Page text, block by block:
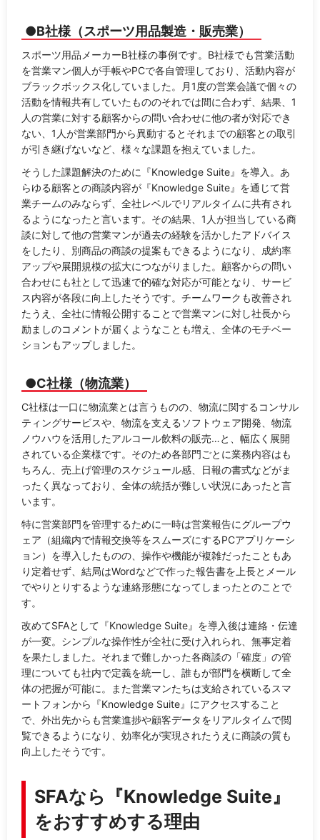
●B社様（スポーツ用品製造・販売業）
スポーツ用品メーカーB社様の事例です。B社様でも営業活動
を営業マン個人が手帳やPCで各自管理しており、活動内容が
ブラックボックス化していました。月1度の営業会議で個々の
活動を情報共有していたもののそれでは間に合わず、結果、1
人の営業に対する顧客からの問い合わせに他の者が対応でき
ない、1人が営業部門から異動するとそれまでの顧客との取引
が引き継げないなど、様々な課題を抱えていました。
そうした課題解決のために『Knowledge Suite』を導入。あ
らゆる顧客との商談内容が『Knowledge Suite』を通じて営
業チームのみならず、全社レベルでリアルタイムに共有され
るようになったと言います。その結果、1人が担当している商
談に対して他の営業マンが過去の経験を活かしたアドバイス
をしたり、別商品の商談の提案もできるようになり、成約率
アップや展開規模の拡大につながりました。顧客からの問い
合わせにも社として迅速で的確な対応が可能となり、サービ
ス内容が各段に向上したそうです。チームワークも改善され
たうえ、全社に情報公開することで営業マンに対し社長から
励ましのコメントが届くようなことも増え、全体のモチベー
ションもアップしました。
●C社様（物流業）
C社様は一口に物流業とは言うものの、物流に関するコンサル
ティングサービスや、物流を支えるソフトウェア開発、物流
ノウハウを活用したアルコール飲料の販売…と、幅広く展開
されている企業様です。そのため各部門ごとに業務内容はも
ちろん、売上げ管理のスケジュール感、日報の書式などがま
ったく異なっており、全体の統括が難しい状況にあったと言
います。
特に営業部門を管理するために一時は営業報告にグループウ
ェア（組織内で情報交換等をスムーズにするPCアプリケーシ
ョン）を導入したものの、操作や機能が複雑だったこともあ
り定着せず、結局はWordなどで作った報告書を上長とメール
でやりとりするような連絡形態になってしまったとのことで
す。
改めてSFAとして『Knowledge Suite』を導入後は連絡・伝達
が一変。シンプルな操作性が全社に受け入れられ、無事定着
を果たしました。それまで難しかった各商談の「確度」の管
理についても社内で定義を統一し、誰もが部門を横断して全
体の把握が可能に。また営業マンたちは支給されているスマ
ートフォンから『Knowledge Suite』にアクセスすること
で、外出先からも営業進捗や顧客データをリアルタイムで閲
覧できるようになり、効率化が実現されたうえに商談の質も
向上したそうです。
SFAなら『Knowledge Suite』
をおすすめする理由